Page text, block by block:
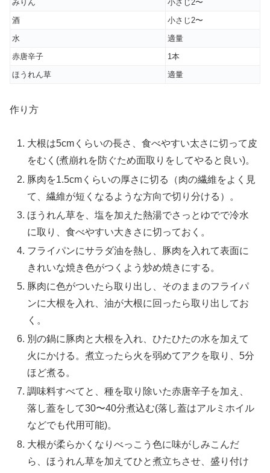
みりん
小さじ2〜
酒
小さじ2〜
水
適量
赤唐辛子
1本
ほうれん草
適量
作り方
大根は5cmくらいの長さ、食べやすい太さに切って皮
をむく(煮崩れを防ぐため面取りをしてやると良い)。
豚肉を1.5cmくらいの厚さに切る（肉の繊維をよく見
て、繊維が短くなるような方向で切り分ける）。
ほうれん草を、塩を加えた熱湯でさっとゆでで冷水
に取り、食べやすい大きさに切っておく。
フライパンにサラダ油を熱し、豚肉を入れて表面に
きれいな焼き色がつくよう炒め焼きにする。
豚肉に色がついたら取り出し、そのままのフライパ
ンに大根を入れ、油が大根に回ったら取り出してお
く。
別の鍋に豚肉と大根を入れ、ひたひたの水を加えて
火にかける。煮立ったら火を弱めてアクを取り、5分
ほど煮る。
調味料すべてと、種を取り除いた赤唐辛子を加え、
落し蓋をして30〜40分煮込む(落し蓋はアルミホイル
などでも代用可能)。
大根が柔らかくなりべっこう色に味がしみこんだ
ら、ほうれん草を加えてひと煮立ちさせ、盛り付け